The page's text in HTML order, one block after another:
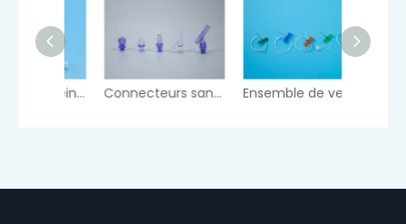
Connecteurs sans aiguille Ensemble de veines du cuir chevelu